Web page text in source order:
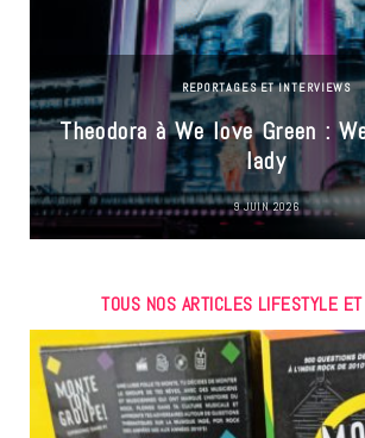
REPORTAGES ET INTERVIEWS
Theodora à We love Green :
lady
9 JUIN 2026
TOUS NOS ARTICLES LIFESTYLE